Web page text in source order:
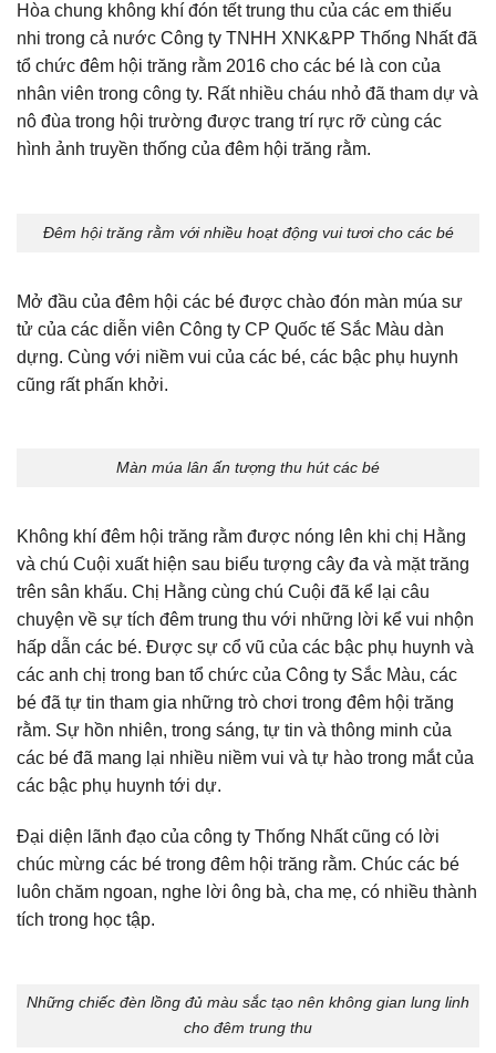
Hòa chung không khí đón tết trung thu của các em thiếu
nhi trong cả nước Công ty TNHH XNK&PP Thống Nhất đã
tổ chức đêm hội trăng rằm 2016 cho các bé là con của
nhân viên trong công ty. Rất nhiều cháu nhỏ đã tham dự và
nô đùa trong hội trường được trang trí rực rỡ cùng các
hình ảnh truyền thống của đêm hội trăng rằm.
Đêm hội trăng rằm với nhiều hoạt động vui tươi cho các bé
Mở đầu của đêm hội các bé được chào đón màn múa sư
tử của các diễn viên Công ty CP Quốc tế Sắc Màu dàn
dựng. Cùng với niềm vui của các bé, các bậc phụ huynh
cũng rất phấn khởi.
Màn múa lân ấn tượng thu hút các bé
Không khí đêm hội trăng rằm được nóng lên khi chị Hằng
và chú Cuội xuất hiện sau biểu tượng cây đa và mặt trăng
trên sân khấu. Chị Hằng cùng chú Cuội đã kể lại câu
chuyện về sự tích đêm trung thu với những lời kể vui nhộn
hấp dẫn các bé. Được sự cổ vũ của các bậc phụ huynh và
các anh chị trong ban tổ chức của Công ty Sắc Màu, các
bé đã tự tin tham gia những trò chơi trong đêm hội trăng
rằm. Sự hồn nhiên, trong sáng, tự tin và thông minh của
các bé đã mang lại nhiều niềm vui và tự hào trong mắt của
các bậc phụ huynh tới dự.
Đại diện lãnh đạo của công ty Thống Nhất cũng có lời
chúc mừng các bé trong đêm hội trăng rằm. Chúc các bé
luôn chăm ngoan, nghe lời ông bà, cha mẹ, có nhiều thành
tích trong học tập.
Những chiếc đèn lồng đủ màu sắc tạo nên không gian lung linh
cho đêm trung thu